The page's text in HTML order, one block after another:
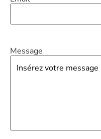
Message